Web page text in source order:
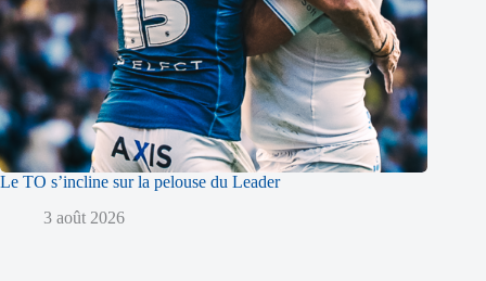
Le TO s’incline sur la pelouse du Leader
3 août 2026